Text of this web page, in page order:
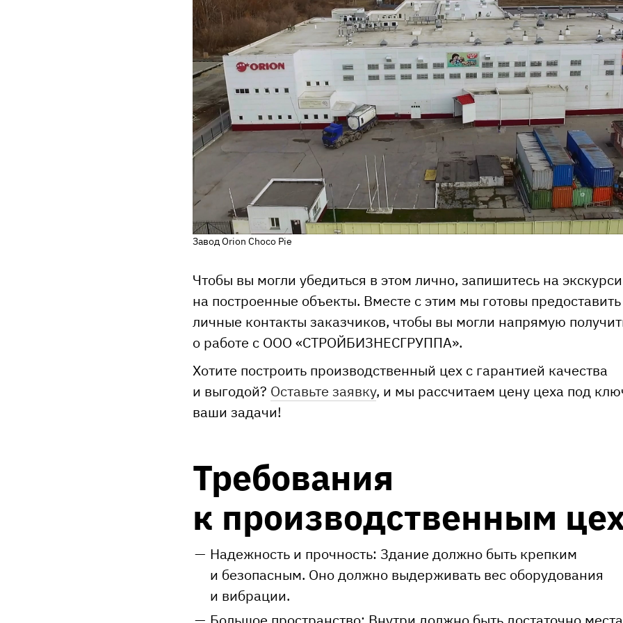
Завод Orion Choco Pie
Чтобы вы могли убедиться в этом лично, запишитесь на
на построенные объекты. Вместе с этим мы готовы предоставить
личные контакты заказчиков, чтобы вы могли напрямую
о работе с ООО «СТРОЙБИЗНЕСГРУППА».
Хотите построить производственный цех с гарантией качества
и выгодой? Оставьте заявку, и мы рассчитаем цену цеха под
ваши задачи!
Требования
к производственным
Надежность и прочность: Здание должно быть крепким
и безопасным. Оно должно выдерживать вес оборудования
и вибрации.